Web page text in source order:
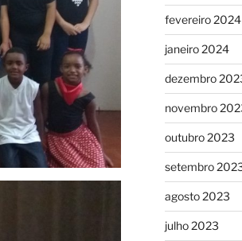
fevereiro 2024
janeiro 2024
dezembro
novembro
outubro 2023
setembro
agosto 2023
julho 2023